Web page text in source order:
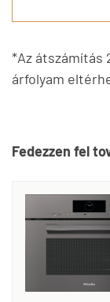
*Az átszámítás
árfolyam
Fedezzen fel